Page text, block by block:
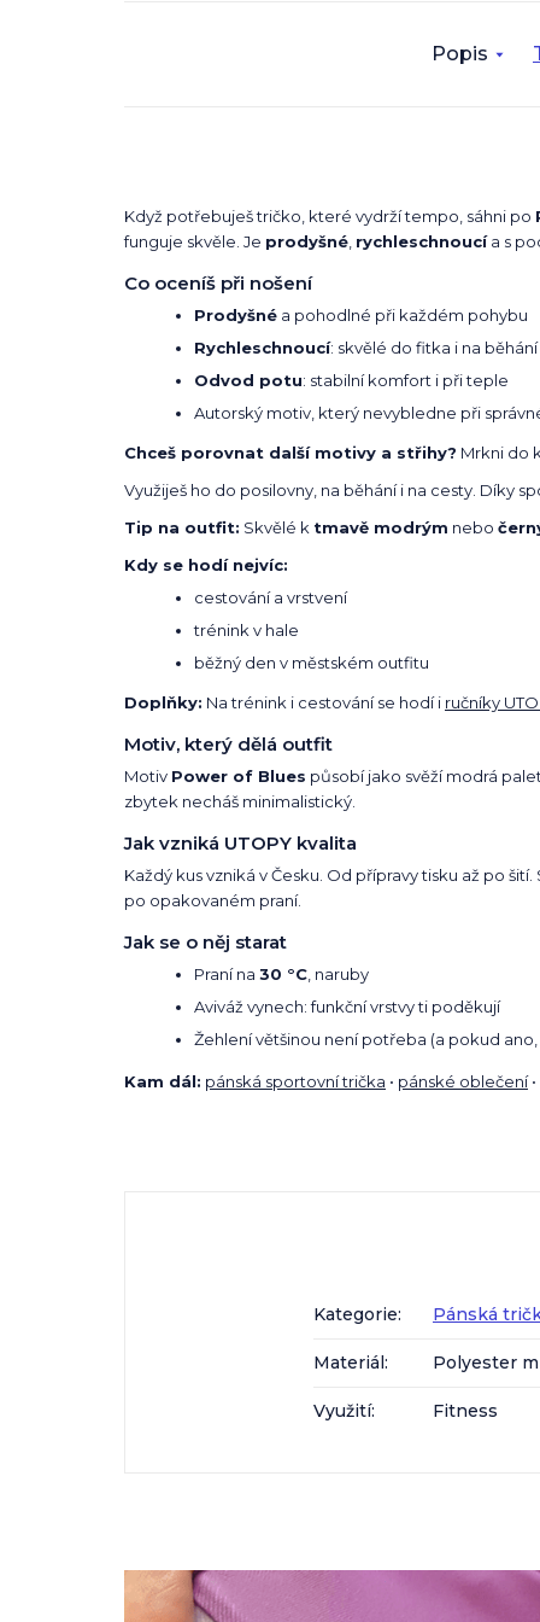
Popis
Když potřebuješ tričko, které vydrží tempo, sáhni po
funguje skvěle. Je prodyšné rychleschnoucía s
Co oceníš při nošení
Prodyšné a pohodlné při každém pohybu
Rychleschnoucí: skvělé do fitka i na běhání
Odvod potu: stabilní komfort i při teple
Autorský motiv, který nevybledne při
Chceš porovnat další motivy a střihy? Mrkni do
Využiješ ho do posilovny, na běhání i na cesty. Díky
Tip na outfit: Skvělé k tmavě modrým nebo
Kdy se hodí nejvíc:
cestování a vrstvení
trénink v hale
běžný den v městském outfitu
Doplňky: Na trénink i cestování se hodí i ručníky
Motiv, který dělá outfit
Motiv Power of Blues působí jako svěží modrá
zbytek necháš minimalistický.
Jak vzniká UTOPY kvalita
Každý kus vzniká v Česku. Od přípravy tisku až po
po opakovaném praní.
Jak se o něj starat
Praní na 30 °C , naruby
Aviváž vynech: funkční vrstvy ti poděkují
Žehlení většinou není potřeba (a pokud
Kam dál: pánská sportovní trička • pánské oblečení•
Kategorie: Pánská
Materiál: Polyester
Využití: Fitness